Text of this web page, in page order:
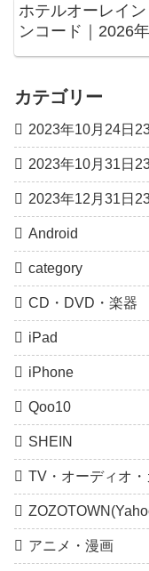
ホテルオーレイ
ンコード｜2026
カテゴリー
2023年10月24日
2023年10月31日
2023年12月31日
Android
category
CD・DVD・楽器
iPad
iPhone
Qoo10
SHEIN
TV・オーディオ・
アニメ・漫画